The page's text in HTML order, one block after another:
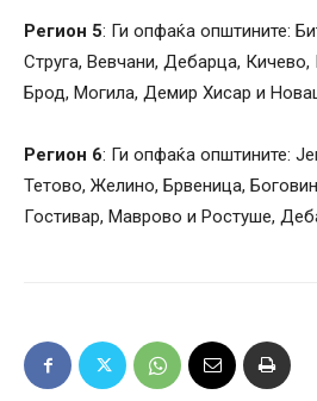
Регион 5: Ги опфаќа општините:
Струга, Вевчани, Дебарца,
Брод, Могила, Демир Хисар и
Регион 6: Ги опфаќа општините:
Тетово, Желино, Брвеница,
Гостивар, Маврово и Ростуше,